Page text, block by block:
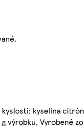
kyselina
výrobku, Vyrobené